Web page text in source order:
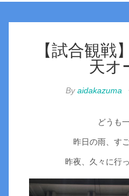
【試合観戦
天オ
Byaidakazuma
どうも
昨日の雨、す
昨夜、久々に行